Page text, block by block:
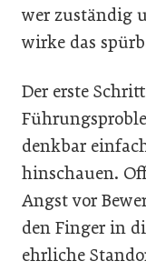
wer zuständig
wirke das
Der erste
denkbar
hinschauen.
Angst vor
den Finger in
ehrliche